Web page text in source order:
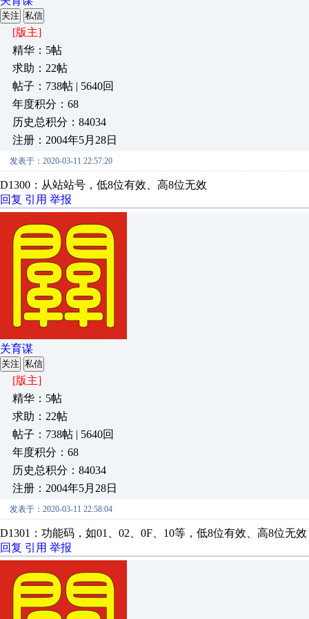
关注 私信
[版主]
精华：5帖
求助：22帖
帖子：738帖 | 5640回
年度积分：68
历史总积分：84034
注册：2004年5月28日
发表于：2020-03-11 22:57:20
D1300：从站站号，低8位有效、高8位无效
回复 引用 举报
关育谋
关注 私信
[版主]
精华：5帖
求助：22帖
帖子：738帖 | 5640回
年度积分：68
历史总积分：84034
注册：2004年5月28日
发表于：2020-03-11 22:58:04
D1301：功能码，如01、02、0F、10等，低8位有效、高8位无效
回复 引用 举报